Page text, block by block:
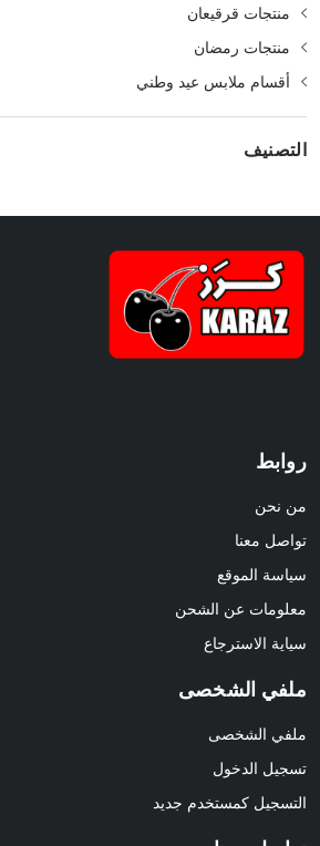
منتجات قرقيعان
منتجات رمضان
أقسام ملابس عيد وطني
التصنيف
روابط
من نحن
تواصل معنا
سياسة الموقع
معلومات عن الشحن
سياية الاسترجاع
ملفي الشخصى
ملفي الشخصى
تسجيل الدخول
التسجيل كمستخدم جديد